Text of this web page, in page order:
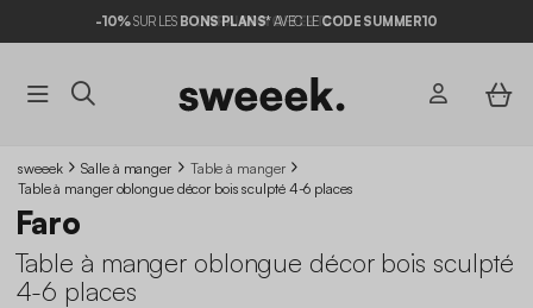
-10%SUR LES BONS PLANS*AVEC LECODE SUMMER10
sweeek Salle à manger
Table à manger
Table à manger oblongue décor bois sculpté 4-6 places
Faro
Table à manger oblongue décor bois sculpté
4-6 places